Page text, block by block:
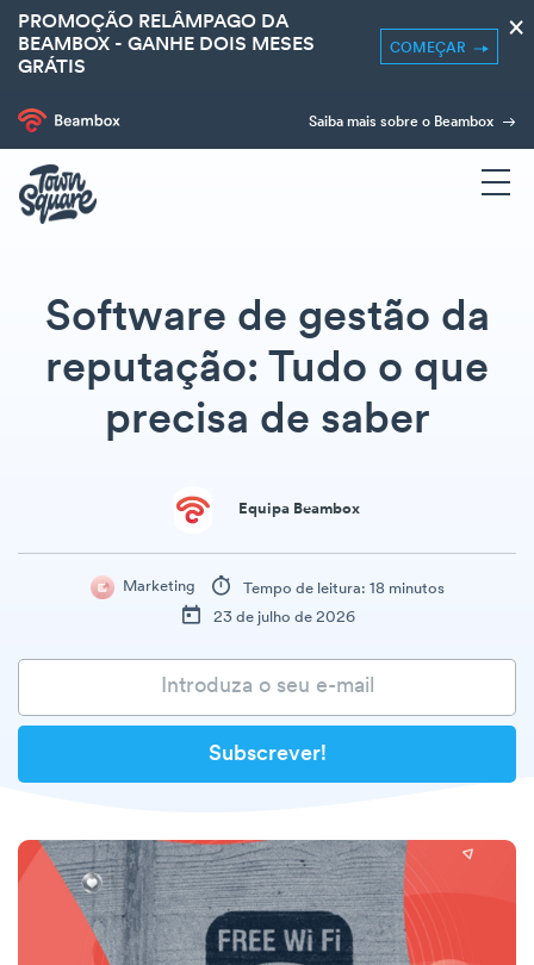
PROMOÇÃO RELÂMPAGO DA
BEAMBOX - GANHE DOIS MESES
GRÁTIS
COMEÇAR
×
Saiba mais sobre o Beambox
Software de gestão da
reputação: Tudo o que
precisa de saber
Equipa Beambox
Marketing
Tempo de leitura: 18 minutos
23 de julho de 2026